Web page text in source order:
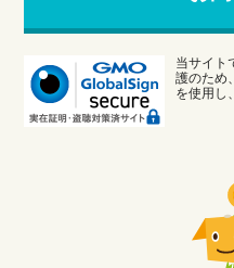
当サイト
護のため
を使用し